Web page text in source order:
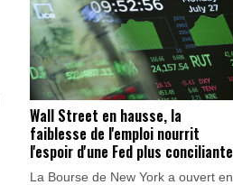
d'inflation.
Wall Street en hausse, la
faiblesse de l'emploi nourrit
l'espoir d'une Fed plus conciliante
La Bourse de New York a ouvert en